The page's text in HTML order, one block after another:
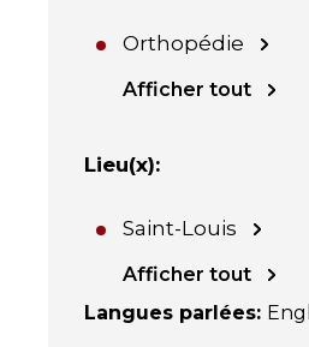
Orthopédie
Afficher tout
Lieu(x):
Saint-Louis
Afficher tout
Langues parlées: